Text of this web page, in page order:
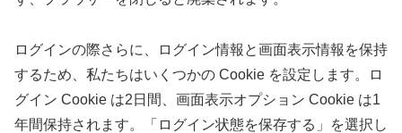
ログインの際さらに、ログイン情報と画面表示情報を保持
するため、私たちはいくつかの Cookie を設定します。ロ
グイン Cookie は2日間、画面表示オプション Cookie は1
年間保持されます。「ログイン状態を保存する」を選択し